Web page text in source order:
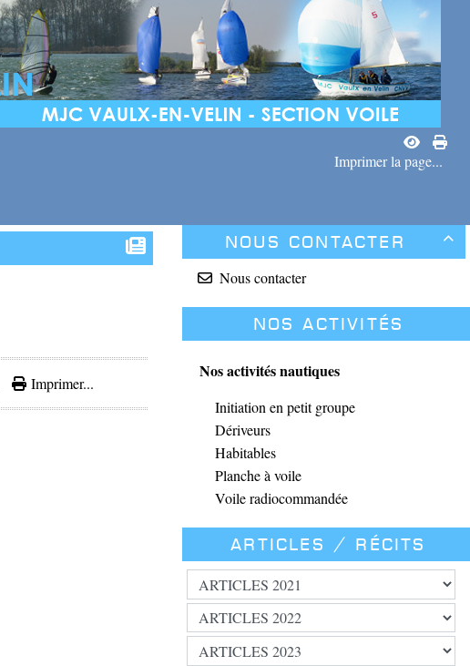
Imprimer la page...
Imprimer...

Nous contacter
Nous contacter
Nos activités
Nos activités nautiques
Initiation en petit groupe
Dériveurs
Habitables
Planche à voile
Voile radiocommandée
Articles / Récits